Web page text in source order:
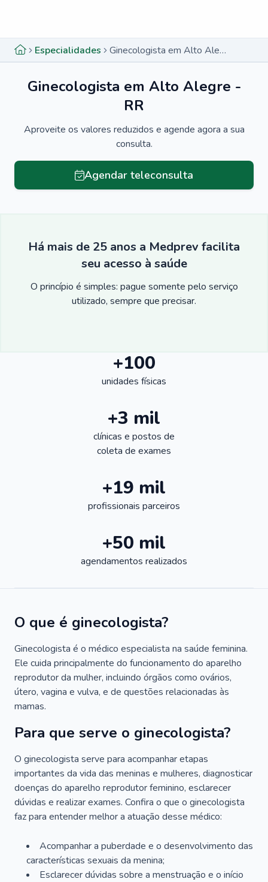
Especialidades Ginecologista em Alto Alegre - RR
Ginecologista em Alto Alegre -
RR
Aproveite os valores reduzidos e agende agora a sua
consulta.
Agendar teleconsulta
Há mais de 25 anos a Medprev facilita
seu acesso à saúde
O princípio é simples: pague somente pelo serviço
utilizado, sempre que precisar.
+100
unidades físicas
+3 mil
clínicas e postos de
coleta de exames
+19 mil
profissionais parceiros
+50 mil
agendamentos realizados
O que é ginecologista?
Ginecologista é o médico especialista na saúde feminina.
Ele cuida principalmente do funcionamento do aparelho
reprodutor da mulher, incluindo órgãos como ovários,
útero, vagina e vulva, e de questões relacionadas às
mamas.
Para que serve o ginecologista?
O ginecologista serve para acompanhar etapas
importantes da vida das meninas e mulheres, diagnosticar
doenças do aparelho reprodutor feminino, esclarecer
dúvidas e realizar exames. Confira o que o ginecologista
faz para entender melhor a atuação desse médico:
Acompanhar a puberdade e o desenvolvimento das
características sexuais da menina;
Esclarecer dúvidas sobre a menstruação e o início